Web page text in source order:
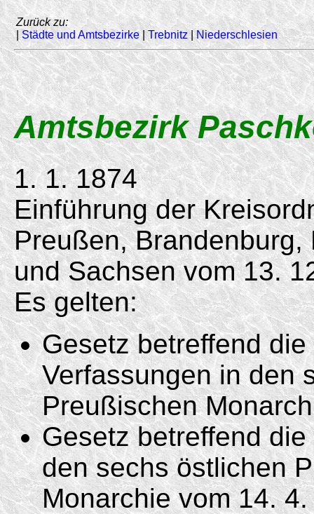
Zurück zu:
| Städte und Amtsbezirke|Trebnitz|Niederschlesien
Amtsbezirk
1. 1. 1874
Einführung der
Preußen,
und Sachsen vom13.
Es gelten:
Gesetz betreffend
Verfassungen in den
Preußischen
Gesetz betreffend
den sechs östlichen
Monarchie vom14.